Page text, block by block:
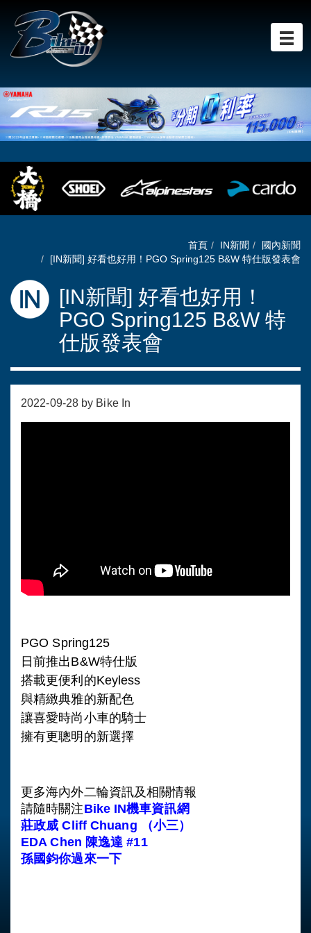
首頁 IN新聞
國內新聞
[IN新聞] 好看也好用！PGO Spring125 B&W 特仕版發表會
[IN新聞] 好看也好用！
PGO Spring125 B&W 特
仕版發表會
2022-09-28 by Bike In
PGO Spring125
日前推出B&W特仕版
搭載更便利的Keyless
與精緻典雅的新配色
讓喜愛時尚小車的騎士
擁有更聰明的新選擇
更多海內外二輪資訊及相關情報
請隨時關注Bike IN機車資訊網
莊政威 Cliff Chuang （小三）
EDA Chen 陳逸達 #11
孫國鈞你過來一下